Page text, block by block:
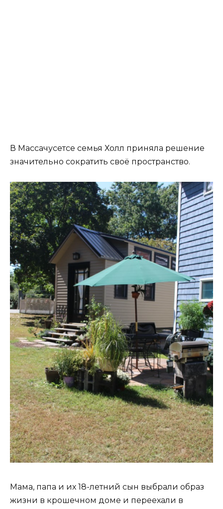
В Массачусетсе семья Холл приняла решение
значительно сократить своё пространство.
Мама, папа и их 18-летний сын выбрали образ
жизни в крошечном доме и переехали в